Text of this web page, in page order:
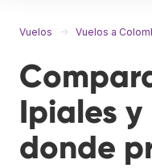
Vuelos Vuelos a
Ipiales y
donde